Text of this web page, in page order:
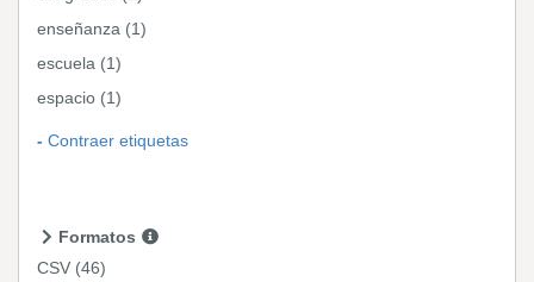
enseñanza (1)
escuela (1)
espacio (1)
Contraer etiquetas
Formatos
CSV (46)